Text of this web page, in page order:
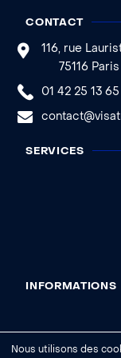
CONTACT
116, rue
75116 Paris
01 42 25 13 65
SERVICES
INFORMATIONS
Nous utilisons des